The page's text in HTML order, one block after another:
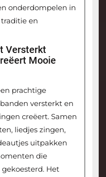
onderdompelen in
en
Versterkt
Mooie
prachtige
versterkt en
creëert. Samen
liedjes zingen,
uitpakken
die
Het